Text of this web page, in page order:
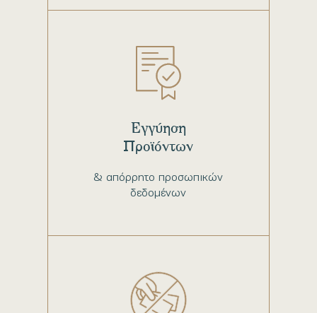
& απόρρητο προσωπικών
δεδομένων
Εγγύηση
Προϊόντων